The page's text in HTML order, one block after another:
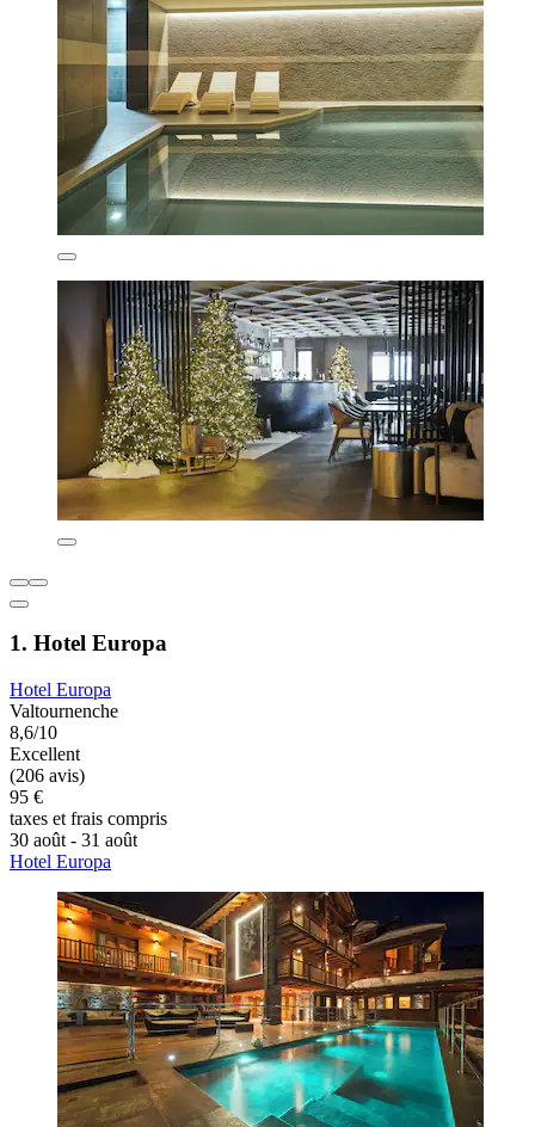
1. Hotel Europa
Hotel Europa
Valtournenche
8,6/10
Excellent
(206 avis)
95 €
taxes et frais compris
30 août - 31 août
Hotel Europa